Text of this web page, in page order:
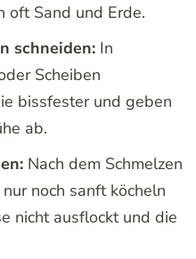
oft Sand und Erde.
schneiden: In
Scheiben
bissfester und geben
ab.
Nach dem Schmelzen
noch sanft köcheln
nicht ausflockt und die